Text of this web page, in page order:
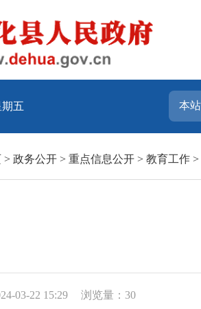
五
> 政务公开 > 重点信息公开 > 教育工作 >
03-22 15:29 浏览量： 30